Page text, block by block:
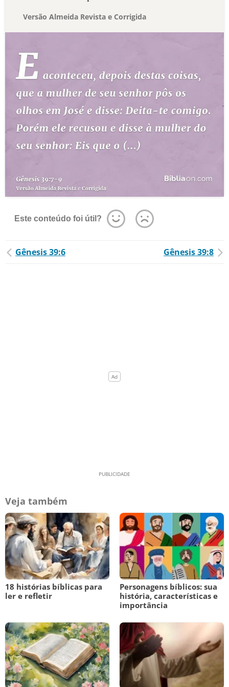
Versão Almeida Revista e Corrigida
Este conteúdo foi útil?
Gênesis 39:6 Gênesis 39:8
Veja também
18 histórias bíblicas para
ler e refletir
Personagens bíblicos: sua
história, características e
importância